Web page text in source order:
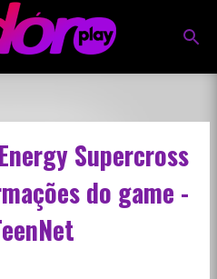
principal
Supercross
do game -